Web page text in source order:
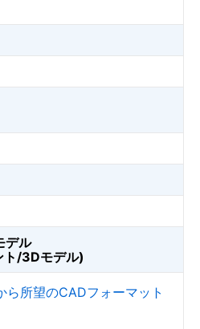
デル
ト/3Dモデル)
ら所望のCADフォーマット